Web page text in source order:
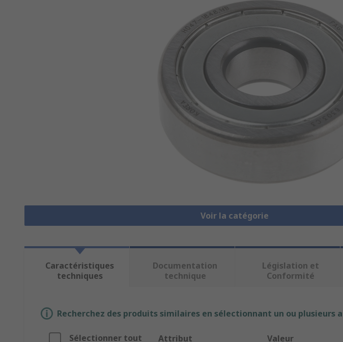
Voir la catégorie
Caractéristiques
techniques
Documentation
technique
Législation et
Conformité
Recherchez des produits similaires en sélectionnant un ou plusieurs
Sélectionner tout Attribut Valeur